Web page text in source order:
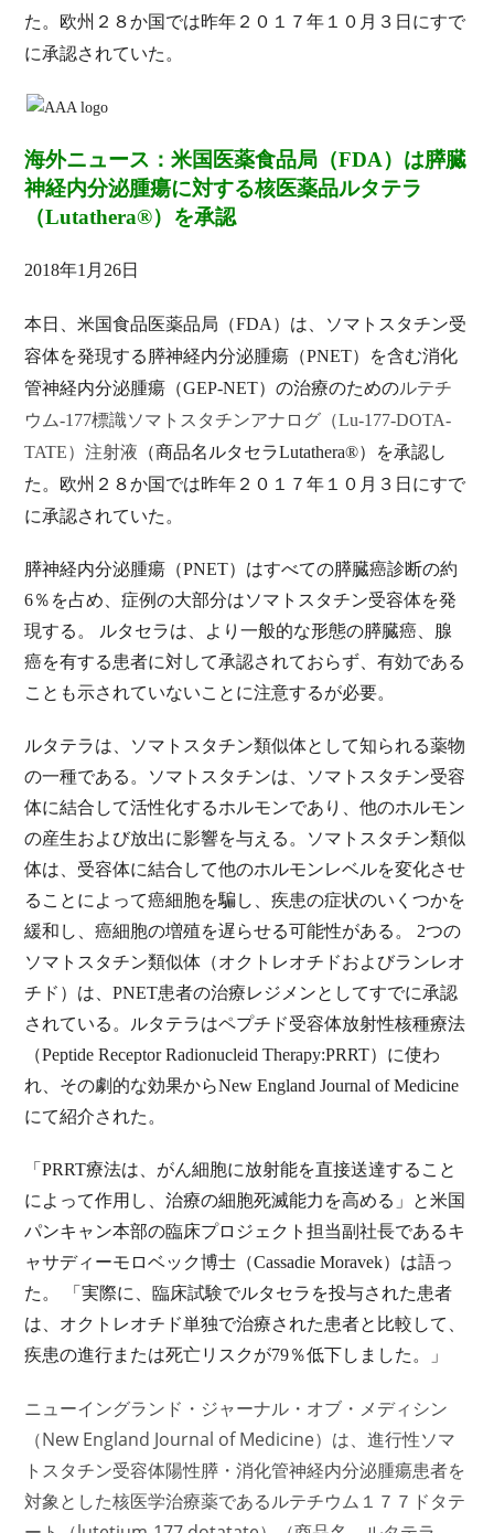
た。欧州２８か国では昨年２０１７年１０月３日にすで
に承認されていた。
海外ニュース：米国医薬食品局（FDA）は膵臓
神経内分泌腫瘍に対する核医薬品ルタテラ
（Lutathera®）を承認
2018年1月26日
本日、米国食品医薬品局（FDA）は、ソマトスタチン受
容体を発現する膵神経内分泌腫瘍（PNET）を含む消化
管神経内分泌腫瘍（GEP-NET）の治療のためのルテチ
ウム-177標識ソマトスタチンアナログ（Lu-177-DOTA-
TATE）注射液 （商品名ルタセラLutathera®）を承認し
た。欧州２８か国では昨年２０１７年１０月３日にすで
に承認されていた。
膵神経内分泌腫瘍（PNET）はすべての膵臓癌診断の約
6％を占め、症例の大部分はソマトスタチン受容体を発
現する。 ルタセラは、より一般的な形態の膵臓癌、腺
癌を有する患者に対して承認されておらず、有効である
ことも示されていないことに注意するが必要。
ルタテラは、ソマトスタチン類似体として知られる薬物
の一種である。ソマトスタチンは、ソマトスタチン受容
体に結合して活性化するホルモンであり、他のホルモン
の産生および放出に影響を与える。ソマトスタチン類似
体は、受容体に結合して他のホルモンレベルを変化させ
ることによって癌細胞を騙し、疾患の症状のいくつかを
緩和し、癌細胞の増殖を遅らせる可能性がある。 2つの
ソマトスタチン類似体（オクトレオチドおよびランレオ
チド）は、PNET患者の治療レジメンとしてすでに承認
されている。ルタテラはペプチド受容体放射性核種療法
（Peptide Receptor Radionucleid Therapy:PRRT）に使わ
れ、その劇的な効果からNew England Journal of Medicine
にて紹介された。
「PRRT療法は、がん細胞に放射能を直接送達すること
によって作用し、治療の細胞死滅能力を高める」と米国
パンキャン本部の臨床プロジェクト担当副社長であるキ
ャサディーモロベック博士（Cassadie Moravek）は語っ
た。 「実際に、臨床試験でルタセラを投与された患者
は、オクトレオチド単独で治療された患者と比較して、
疾患の進行または死亡リスクが79％低下しました。」
ニューイングランド・ジャーナル・オブ・メディシン
（New England Journal of Medicine）は、進行性ソマ
トスタチン受容体陽性膵・消化管神経内分泌腫瘍患者を
対象とした核医学治療薬であるルテチウム１７７ドタテ